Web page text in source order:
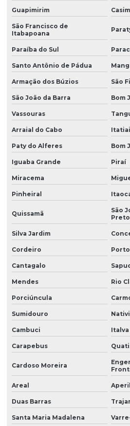
Investigação confirmatória de passivo
Investigação de passivo ambiental
Levantamento topográfico altimétrico
Levantamento topográfico cadastral
Levantamento topográfico com drone
Levantamento topográfico
Levantamento topográfico
Levantamento topográfico
Licença ambiental de instalação
Licença de instalação e licença de
Licença de instalação e operação
Licença de operação ambiental
Licença de operação da empresa
Licença de operação renovação
Licença prévia
Licença prévia de ampliação
Licença prévia empreendimento
Licença prévia e de instalação unificadas
Licença prévia licença de instalação
Guapimirim
São Francisco de
Itabapoana
Paraíba do Sul
Santo Antônio de Pádua
Armação dos Búzios São
São João da Barra Bom
Vassouras
Arraial do Cabo
Paty do Alferes Bom
Iguaba Grande Piraí
Miracema
Pinheiral
Quissamã
São
Preto
Silva Jardim
Cordeiro
Cantagalo
Mendes Rio
Porciúncula
Sumidouro
Cambuci Italva
Carapebus
Cardoso Moreira
Areal
Duas Barras
Santa Maria Madalena